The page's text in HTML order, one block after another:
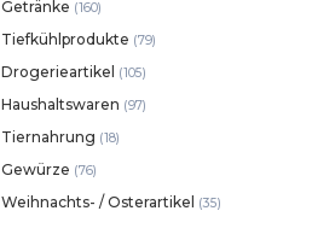
Getränke (160)
Tiefkühlprodukte (79)
Drogerieartikel (105)
Haushaltswaren (97)
Tiernahrung (18)
Gewürze (76)
Weihnachts- / Osterartikel (35)